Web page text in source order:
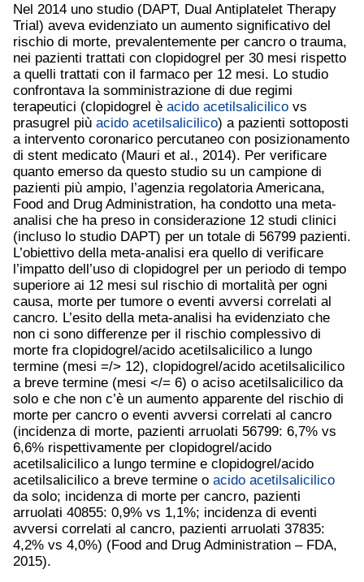
Nel 2014 uno studio (DAPT, Dual Antiplatelet Therapy
Trial) aveva evidenziato un aumento significativo del
rischio di morte, prevalentemente per cancro o trauma,
nei pazienti trattati con clopidogrel per 30 mesi rispetto
a quelli trattati con il farmaco per 12 mesi. Lo studio
confrontava la somministrazione di due regimi
terapeutici (clopidogrel è acido acetilsalicilico vs
prasugrel più acido acetilsalicilico) a pazienti sottoposti
a intervento coronarico percutaneo con posizionamento
di stent medicato (Mauri et al., 2014). Per verificare
quanto emerso da questo studio su un campione di
pazienti più ampio, l’agenzia regolatoria Americana,
Food and Drug Administration, ha condotto una meta-
analisi che ha preso in considerazione 12 studi clinici
(incluso lo studio DAPT) per un totale di 56799 pazienti.
L’obiettivo della meta-analisi era quello di verificare
l’impatto dell’uso di clopidogrel per un periodo di tempo
superiore ai 12 mesi sul rischio di mortalità per ogni
causa, morte per tumore o eventi avversi correlati al
cancro. L’esito della meta-analisi ha evidenziato che
non ci sono differenze per il rischio complessivo di
morte fra clopidogrel/acido acetilsalicilico a lungo
termine (mesi =/> 12), clopidogrel/acido acetilsalicilico
a breve termine (mesi </= 6) o aciso acetilsalicilico da
solo e che non c’è un aumento apparente del rischio di
morte per cancro o eventi avversi correlati al cancro
(incidenza di morte, pazienti arruolati 56799: 6,7% vs
6,6% rispettivamente per clopidogrel/acido
acetilsalicilico a lungo termine e clopidogrel/acido
acetilsalicilico a breve termine o acido acetilsalicilico
da solo; incidenza di morte per cancro, pazienti
arruolati 40855: 0,9% vs 1,1%; incidenza di eventi
avversi correlati al cancro, pazienti arruolati 37835:
4,2% vs 4,0%) (Food and Drug Administration – FDA,
2015).